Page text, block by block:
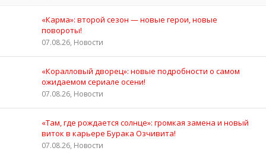
«Карма»: второй сезон — новые герои, новые
повороты!
07.08.26, Новости
«Коралловый дворец»: новые подробности о самом
ожидаемом сериале осени!
07.08.26, Новости
«Там, где рождается солнце»: громкая замена и новый
виток в карьере Бурака Озчивита!
07.08.26, Новости